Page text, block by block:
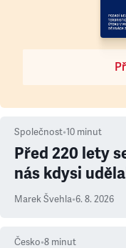
Společnost•10 minut
Před 220 lety
nás kdysi
Marek Švehla•6. 8. 2026
Česko•8 minut